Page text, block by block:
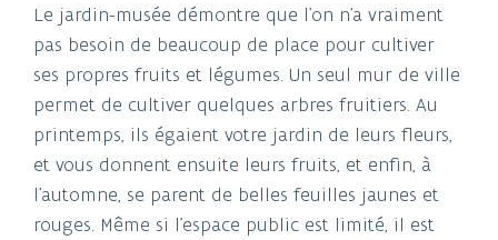
Le jardin-musée démontre que l’on n’a vraiment
pas besoin de beaucoup de place pour cultiver
ses propres fruits et légumes. Un seul mur de ville
permet de cultiver quelques arbres fruitiers. Au
printemps, ils égaient votre jardin de leurs fleurs,
et vous donnent ensuite leurs fruits, et enfin, à
l’automne, se parent de belles feuilles jaunes et
rouges. Même si l’espace public est limité, il est